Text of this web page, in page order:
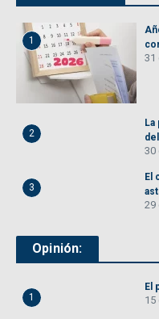
1
31
2
30
3
El
29
Opinión:
1
El
15